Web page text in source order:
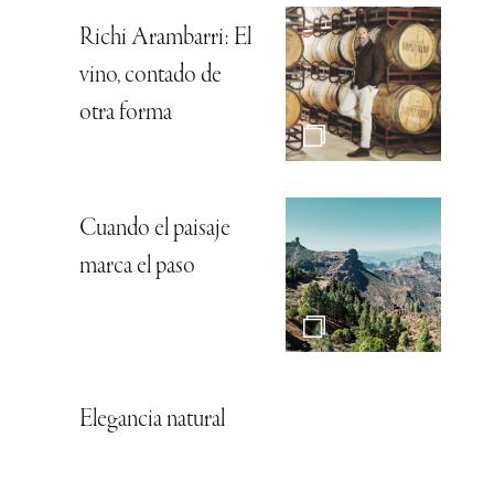
Richi Arambarri: El
vino, contado de
otra forma
Cuando el paisaje
marca el paso
Elegancia natural